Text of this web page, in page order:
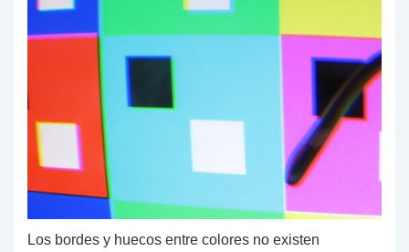
Los bordes y huecos entre colores no existen